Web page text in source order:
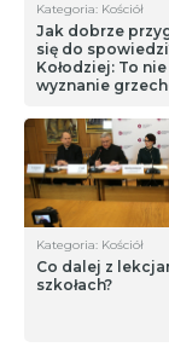
Kategoria: Kościół
Jak dobrze
się do
Kołodziej: To
wyznanie
Kategoria: Kościół
Co dalej z
szkołach?